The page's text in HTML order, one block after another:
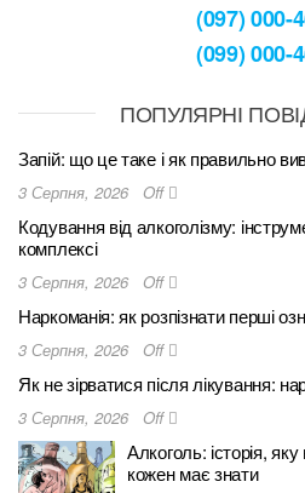
(097) 000-
(099) 000-
ПОПУЛЯРНІ
Запій: що це таке і як правильно
3 Серпня, 2026 Off
Кодування від алкоголізму:
комплексі
3 Серпня, 2026 Off
Наркоманія: як розпізнати перші
3 Серпня, 2026 Off
Як не зірватися після лікування:
3 Серпня, 2026 Off
Алкоголь: історія,
кожен має знати